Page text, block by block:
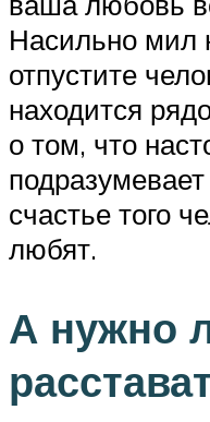
Насильно мил
отпустите
находится
о том, что
счастье того
любят.
А нужно